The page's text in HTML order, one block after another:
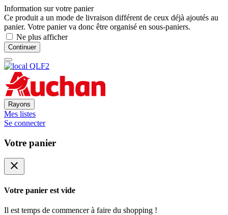
Information sur votre panier
Ce produit a un mode de livraison différent de ceux déjà ajoutés au
panier. Votre panier va donc être organisé en sous-paniers.
Ne plus afficher
Continuer
Rayons
Mes listes
Se connecter
Votre panier
close
Votre panier est vide
Il est temps de commencer à faire du shopping !